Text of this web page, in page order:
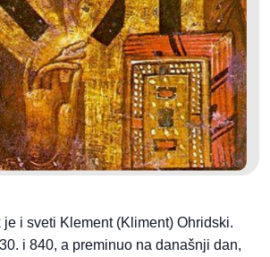
i sveti Klement (Kliment) Ohridski.
i 840, a preminuo na današnji dan,